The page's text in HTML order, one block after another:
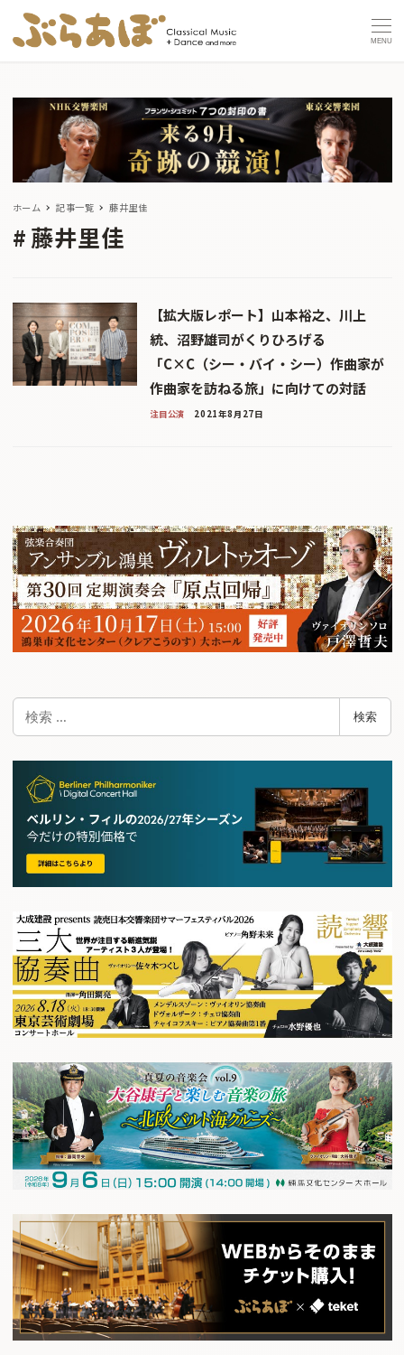
MENU
ホーム 記事一覧 藤井里佳
藤井里佳
【拡大版レポート】山本裕之、川上
統、沼野雄司がくりひろげる
「C×C（シー・バイ・シー）作曲家が
作曲家を訪ねる旅」に向けての対話
注目公演 2021年8月27日
検
検索